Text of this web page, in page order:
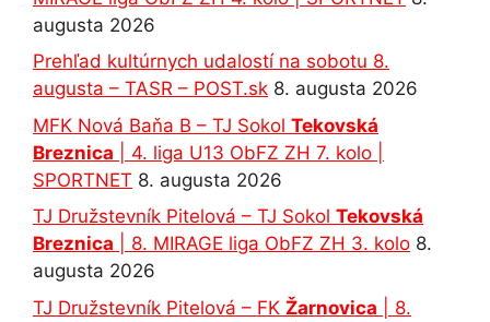
augusta 2026
Prehľad kultúrnych udalostí na sobotu 8.
augusta – TASR – POST.sk 8. augusta 2026
MFK Nová Baňa B – TJ Sokol Tekovská
Breznica | 4. liga U13 ObFZ ZH 7. kolo |
SPORTNET 8. augusta 2026
TJ Družstevník Pitelová – TJ Sokol Tekovská
Breznica | 8. MIRAGE liga ObFZ ZH 3. kolo 8.
augusta 2026
TJ Družstevník Pitelová – FK Žarnovica | 8.